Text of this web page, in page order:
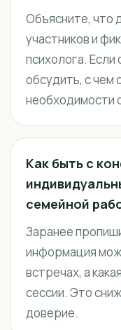
Объясните, что
участников и
психолога. Если
обсудить, с чем
необходимости
Как быть с
семейной
Заранее
информация
встречах, а
сессии. Это
доверие.